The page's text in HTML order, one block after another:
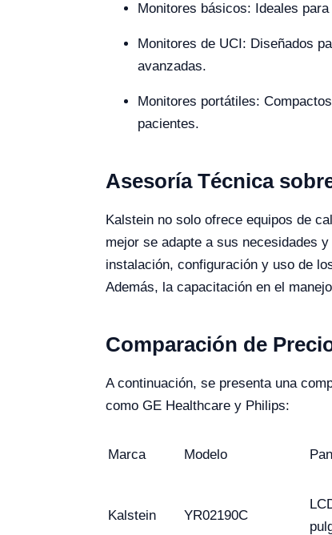
Monitores básicos: Ideales
Monitores de UCI: Diseñados
avanzadas.
Monitores portátiles:
pacientes.
Asesoría Técnica
Kalstein no solo ofrece equipos de
mejor se adapte a sus necesidades
instalación, configuración y uso de
Además, la capacitación en el
Comparación de
A continuación, se presenta una
como GE Healthcare y Philips:
Marca Modelo
Kalstein YR02190C